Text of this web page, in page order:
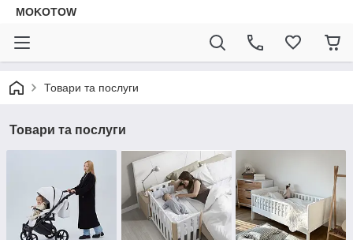
MOKOTOW
Товари та послуги
Товари та послуги